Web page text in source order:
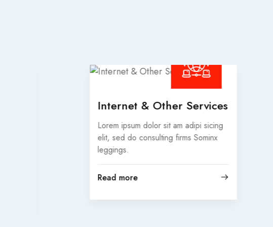
Internet & Other Services
Lorem ipsum dolor sit am adipi sicing
elit, sed do consulting firms Sominx
leggings.
Read more